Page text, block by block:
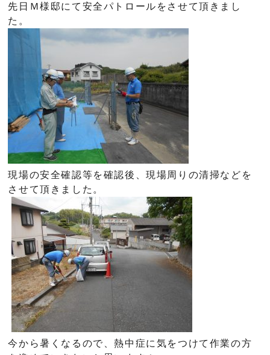
先日Ｍ様邸にて安全パトロールをさせて頂きまし
た。
現場の安全確認等を確認後、現場周りの清掃などを
させて頂きました。
今から暑くなるので、熱中症に気をつけて作業の方